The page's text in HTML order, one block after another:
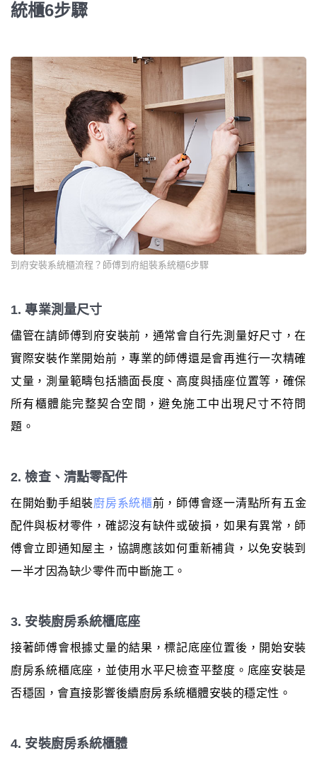
統櫃6步驟
到府安裝系統櫃流程？師傅到府組裝系統櫃6步驟
1. 專業測量尺寸
儘管在請師傅到府安裝前，通常會自行先測量好尺寸，在
實際安裝作業開始前，專業的師傅還是會再進行一次精確
丈量，測量範疇包括牆面長度、高度與插座位置等，確保
所有櫃體能完整契合空間，避免施工中出現尺寸不符問
題。
2. 檢查、清點零配件
在開始動手組裝廚房系統櫃前，師傅會逐一清點所有五金
配件與板材零件，確認沒有缺件或破損，如果有異常，師
傅會立即通知屋主，協調應該如何重新補貨，以免安裝到
一半才因為缺少零件而中斷施工。
3. 安裝廚房系統櫃底座
接著師傅會根據丈量的結果，標記底座位置後，開始安裝
廚房系統櫃底座，並使用水平尺檢查平整度。底座安裝是
否穩固，會直接影響後續廚房系統櫃體安裝的穩定性。
4. 安裝廚房系統櫃體